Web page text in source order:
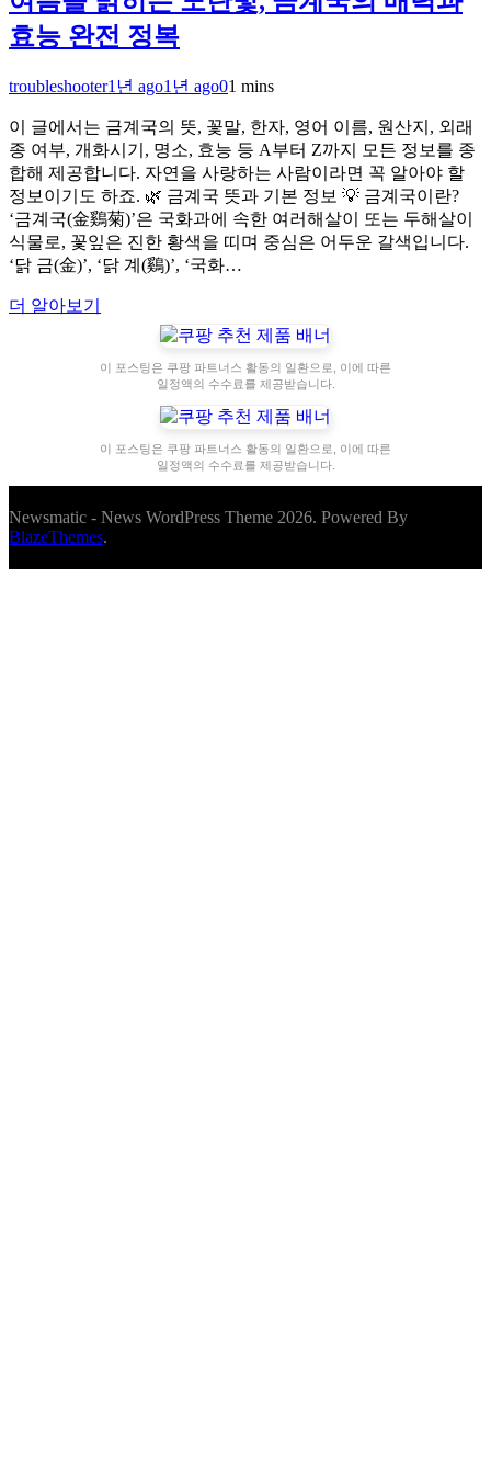
효능 완전 정복
troubleshooter1년 ago1년 ago01 mins
이 글에서는 금계국의 뜻, 꽃말, 한자, 영어 이름, 원산지, 외래
종 여부, 개화시기, 명소, 효능 등 A부터 Z까지 모든 정보를 종
합해 제공합니다. 자연을 사랑하는 사람이라면 꼭 알아야 할
정보이기도 하죠. 🌿 금계국 뜻과 기본 정보 💡 금계국이란?
‘금계국(金鷄菊)’은 국화과에 속한 여러해살이 또는 두해살이
식물로, 꽃잎은 진한 황색을 띠며 중심은 어두운 갈색입니다.
‘닭 금(金)’, ‘닭 계(鷄)’, ‘국화…
더 알아보기
이 포스팅은 쿠팡 파트너스 활동의 일환으로, 이에 따른
일정액의 수수료를 제공받습니다.
이 포스팅은 쿠팡 파트너스 활동의 일환으로, 이에 따른
일정액의 수수료를 제공받습니다.
Newsmatic - News WordPress Theme 2026. Powered By
BlazeThemes.